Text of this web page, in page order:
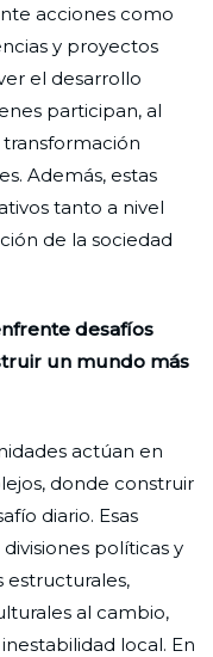
acciones como
y proyectos
el desarrollo
participan, al
Además, estas
tanto a nivel
de la sociedad
desafíos
un mundo más
actúan en
donde construir
diario. Esas
políticas y
estructurales,
al cambio,
local. En